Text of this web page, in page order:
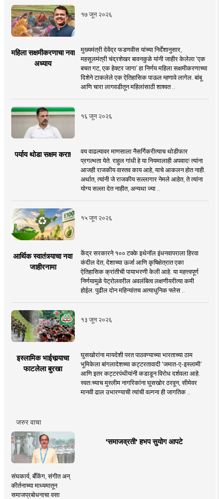
१७ जून २०२६
महिला सक्षमीकरणाचा नवा
अध्याय
मुख्यमंत्री देवेंद्र फडणवीस यांच्या निर्देशानुसार,
महसूलमंत्री चंद्रशेखर बावनकुळे यांनी जाहीर केलेला ‘एक
बचत गट, एक हेक्टर जागा’ हा निर्णय महिला सक्षमीकरणाच्या
दिशेने टाकलेले एक ऐतिहासिक पाऊल म्हणावे लागेल. बांबू
आणि चारा लागवडीतून महिलांसाठी शाश्वत ..
१६ जून २०२६
पर्याय थोडा सक्षम करा!
वय वाढल्यावर माणसाला नैसर्गिकरीत्याच थोडीफार
प्रगल्भता येते. राहुल गांधी हे या नियमालाही अपवाद! त्यांना
आजही राजकीय वास्तव काय आहे, याचे आकलन होत नाही.
अर्थात, त्यांनी जे राजकीय सल्लागार नेमले आहेत, ते त्यांना
योग्य सल्ला देत नाहीत, अन्यथा ज्या ..
१५ जून २०२६
आर्थिक स्वातंत्र्याचा नवा
जाहीरनामा
केंद्र सरकारने १०० टक्के इथेनॉल इंधनवापराला हिरवा
कंदील देत, देशाच्या ऊर्जा आणि कृषिक्षेत्रात एका
ऐतिहासिक क्रांतीची पायाभरणी केली आहे. या महत्त्वपूर्ण
निर्णयामुळे पेट्रोलवरील अवलंबित्व लक्षणीयरीत्या कमी
होईल. पुढील दोन महिन्यांतच अत्याधुनिक फ्लेस ..
१३ जून २०२६
इस्लामिक भाईचार्‍याचा
फाटलेला बुरखा
घुसखोरांना मायदेशी परत पाठवण्याच्या भारताच्या ठाम
भूमिकेला बांगलादेशच्या कट्टरतावादी ‘जमात-ए-इस्लामी’
आणि इतर कट्टरपंथीयांनी कडाडून विरोध दर्शवला आहे.
स्वतःच्याच मुस्लीम नागरिकांना घुसखोर ठरवून, सीमेवर
मानवी ढाल उभारण्याची त्यांची वल्गना ही जागतिक ..
जरुर वाचा
'समाजव्रती' हभप सुयोग आपटे
संघकार्य, बँकिंग, संगीत अन्
कीर्तनाच्या माध्यमातून
समाजप्रबोधनाचा वसा